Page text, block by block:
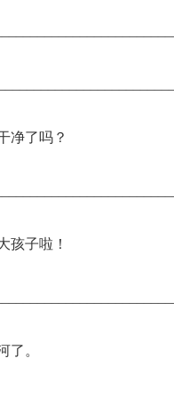
净了吗？
孩子啦！
了。